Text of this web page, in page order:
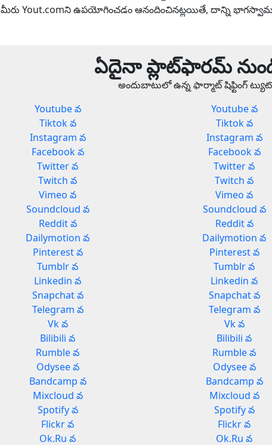
మీరు Yout.comని ఉపయోగించడం ఆనందించినట్లయితే, దాన్ని
ఏదైనా ప్లాట్‌ఫారమ్
అందుబాటులో ఉన్న ఫార్మాట్ షిఫ్టింగ్
Youtube వ
Tiktok వ
Instagram వ
Facebook వ
Twitter వ
Twitch వ
Vimeo వ
Soundcloud వ
Reddit వ
Dailymotion వ
Pinterest వ
Tumblr వ
Linkedin వ
Snapchat వ
Telegram వ
Vk వ
Bilibili వ
Rumble వ
Odysee వ
Bandcamp వ
Mixcloud వ
Spotify వ
Flickr వ
Ok.Ru వ
Youtube వ
Tiktok వ
Instagram వ
Facebook వ
Twitter వ
Twitch వ
Vimeo వ
Soundcloud వ
Reddit వ
Dailymotion వ
Pinterest వ
Tumblr వ
Linkedin వ
Snapchat వ
Telegram వ
Vk వ
Bilibili వ
Rumble వ
Odysee వ
Bandcamp వ
Mixcloud వ
Spotify వ
Flickr వ
Ok.Ru వ